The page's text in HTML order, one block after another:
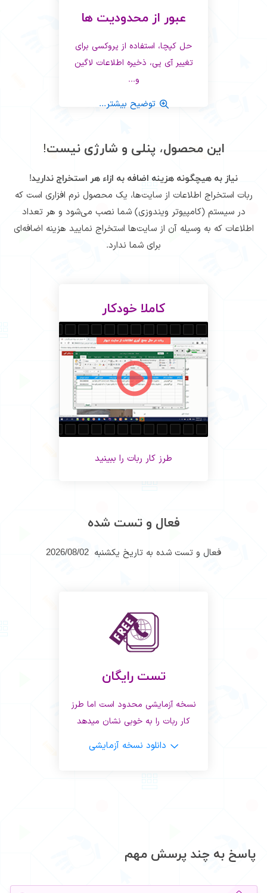
عبور از محدودیت ها
حل کپچا، استفاده از پروکسی برای
تغییر آی پی، ذخیره اطلاعات لاگین
و...
توضیح بیشتر...
این محصول، پنلی و شارژی نیست!
نیاز به هیچگونه هزینه اضافه به ازاء هر استخراج ندارید!
ربات استخراج اطلاعات از سایت‌ها، یک محصول نرم افزاری است که
در سیستم (کامپیوتر ویندوزی) شما نصب می‌شود و هر تعداد
اطلاعات که به وسیله آن از سایت‌ها استخراج نمایید هزینه اضافه‌ای
برای شما ندارد.
کاملا خودکار
طرز کار ربات را ببینید
فعال و تست شده
فعال و تست شده به تاریخ یکشنبه 2026/08/02
تست رایگان
نسخه آزمایشی محدود است اما طرز
کار ربات را به خوبی نشان میدهد
دانلود نسخه آزمایشی
پاسخ به چند پرسش مهم